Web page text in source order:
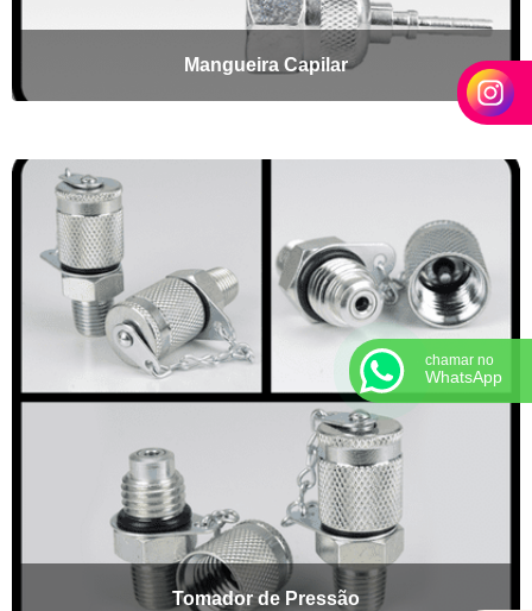
Mangueira Capilar
Tomador de Pressão
chamar no
WhatsApp